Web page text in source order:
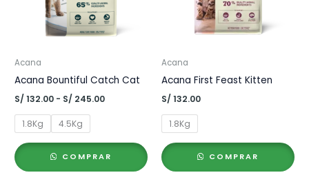
Acana
Acana Bountiful Catch Cat
S/ 132.00 - S/ 245.00Rango
S/ 132.00
hasta
S/ 245.00
1.8Kg 4.5Kg
COMPRAR
Acana
Acana First Feast Kitten
S/ 132.00
1.8Kg
COMPRAR